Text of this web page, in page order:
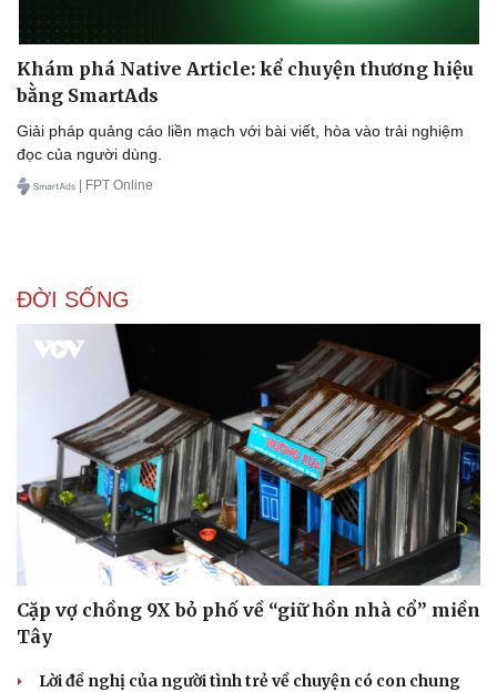
Khám phá Native Article: kể chuyện thương hiệu
bằng SmartAds
Giải pháp quảng cáo liền mạch với bài viết, hòa vào trải nghiệm
đọc của người dùng.
| FPT Online
ĐỜI SỐNG
Cặp vợ chồng 9X bỏ phố về “giữ hồn nhà cổ” miền
Tây
Lời đề nghị của người tình trẻ về chuyện có con chung